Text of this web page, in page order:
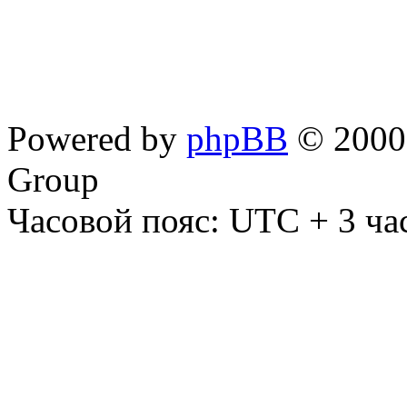
Powered by phpBB ©
Group
Часовой пояс: UTC + 3